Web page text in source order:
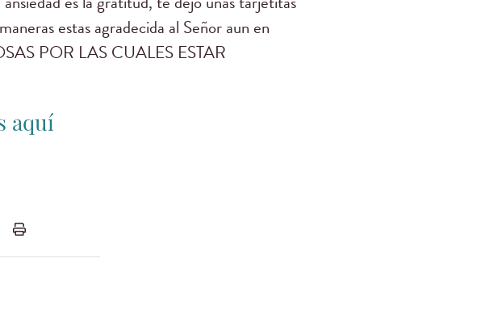
estas agradecida al Señor aun en
POR LAS CUALES ESTAR
aquí